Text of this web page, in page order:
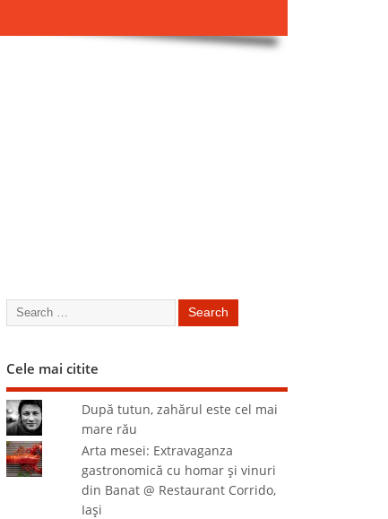
Cele mai citite
După tutun, zahărul este cel mai
mare rău
Arta mesei: Extravaganza
gastronomică cu homar şi vinuri
din Banat @ Restaurant Corrido,
Iaşi